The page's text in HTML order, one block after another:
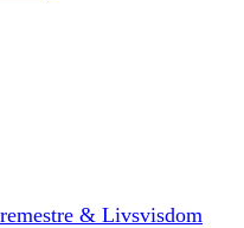
& Livsvisdom